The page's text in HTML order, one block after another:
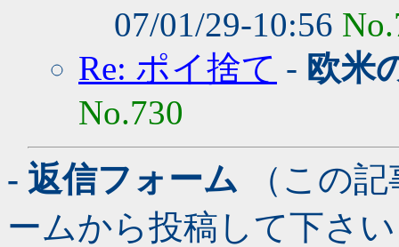
07/01/29-10:56
Re: ポイ捨て - 欧米
No.730
- 返信フォーム （この
ームから投稿して下さ